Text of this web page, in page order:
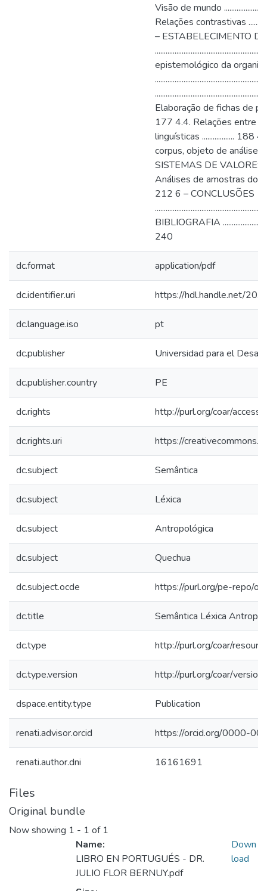
Visão de mundo
Relações contrastivas
– ESTABELECIMENTO
epistemológico da
Elaboração de fichas de
177 4.4. Relações entre
linguísticas ..................
corpus, objeto de análise
SISTEMAS DE VALORES
Análises de amostras do
212 6 – CONCLUSÕES
BIBLIOGRAFIA
240
dc.format application/pdf
dc.identifier.uri https://hdl.handle.net/
dc.language.iso pt
dc.publisher Universidad para el
dc.publisher.country PE
dc.rights http://purl.org/coar/
dc.rights.uri https://
dc.subject Semântica
dc.subject Léxica
dc.subject Antropológica
dc.subject Quechua
dc.subject.ocde https://purl.org/pe-repo/
dc.title Semântica Léxica
dc.type http://purl.org/coar/
dc.type.version http://purl.org/coar/
dspace.entity.type Publication
renati.advisor.orcid https://orcid.org/0000-
renati.author.dni 16161691
Files
Original bundle
Now showing 1 - 1 of 1
Name:
LIBRO EN PORTUGUÉS - DR.
JULIO FLOR BERNUY.pdf
Down
load